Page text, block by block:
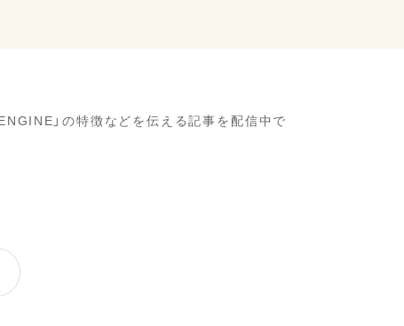
」の特徴などを伝える記事を配信中で